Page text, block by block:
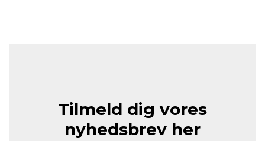
Tilmeld dig vores
nyhedsbrev her